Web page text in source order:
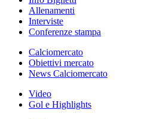
Allenamenti
Interviste
Conferenze stampa
Calciomercato
Obiettivi mercato
News Calciomercato
Video
Gol e Highlights